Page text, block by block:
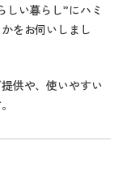
しい暮らし”にハミ
をお伺いしまし
供や、使いやすい